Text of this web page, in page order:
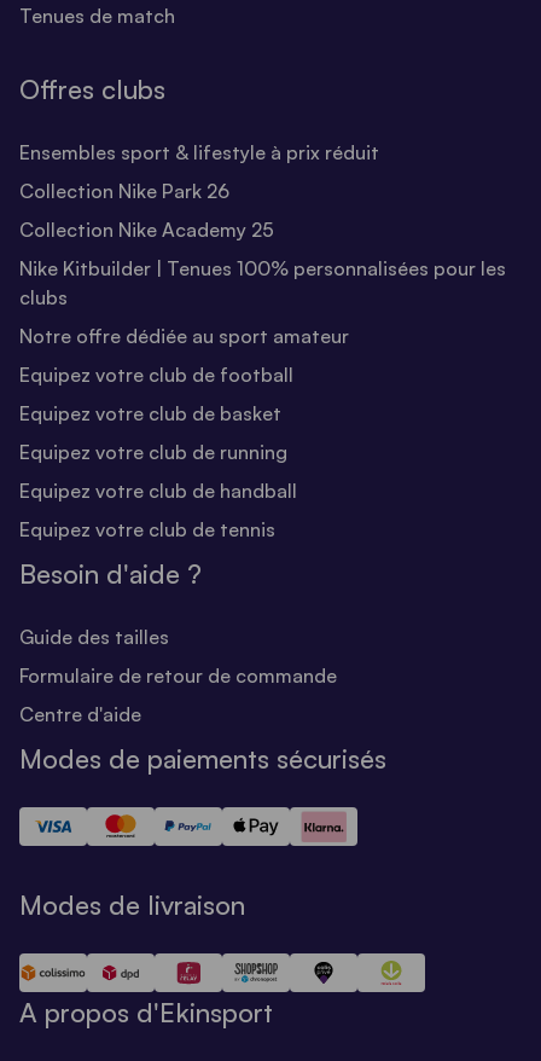
Tenues de match
Offres clubs
Ensembles sport & lifestyle à prix réduit
Collection Nike Park 26
Collection Nike Academy 25
Nike Kitbuilder | Tenues 100% personnalisées pour les
clubs
Notre offre dédiée au sport amateur
Equipez votre club de football
Equipez votre club de basket
Equipez votre club de running
Equipez votre club de handball
Equipez votre club de tennis
Besoin d'aide ?
Guide des tailles
Formulaire de retour de commande
Centre d'aide
Modes de paiements sécurisés
Modes de livraison
A propos d'Ekinsport